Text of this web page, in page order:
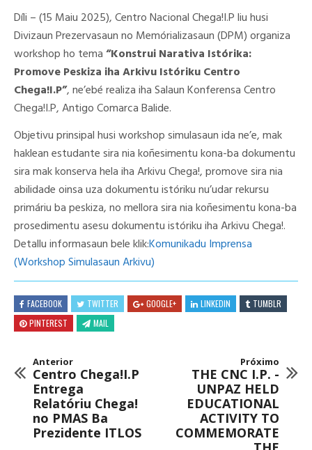
Díli – (15 Maiu 2025), Centro Nacional Chega!I.P liu husi
Divizaun Prezervasaun no Memórializasaun (DPM) organiza
workshop ho tema“Konstrui Narativa Istórika:
Promove Peskiza iha Arkivu Istóriku Centro
Chega!I.P”, ne’ebé realiza iha Salaun Konferensa Centro
Chega!I.P, Antigo Comarca Balide.
Objetivu prinsipal husi workshop simulasaun ida ne’e, mak
haklean estudante sira nia koñesimentu kona-ba dokumentu
sira mak konserva hela iha Arkivu Chega!, promove sira nia
abilidade oinsa uza dokumentu istóriku nu’udar rekursu
primáriu ba peskiza, no mellora sira nia koñesimentu kona-ba
prosedimentu asesu dokumentu istóriku iha Arkivu Chega!.
Detallu informasaun bele klik:Komunikadu Imprensa
(Workshop Simulasaun Arkivu)
FACEBOOK TWITTER GOOGLE+ LINKEDIN
TUMBLR
PINTEREST
MAIL
Anterior
Centro Chega!I.P
Entrega
Relatóriu Chega!
no PMAS Ba
Prezidente ITLOS
Próximo
THE CNC I.P. -
UNPAZ HELD
EDUCATIONAL
ACTIVITY TO
COMMEMORATE